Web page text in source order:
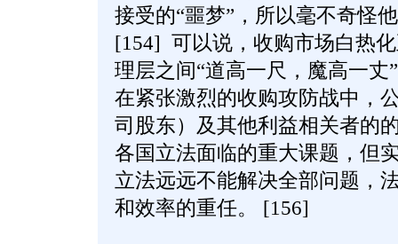
接受的“噩梦”，所以毫不奇怪
[154] 可以说，收购市场白热
理层之间“道高一尺，魔高一
在紧张激烈的收购攻防战中，
司股东）及其他利益相关者的
各国立法面临的重大课题，但
立法远远不能解决全部问题，
和效率的重任。 [156]